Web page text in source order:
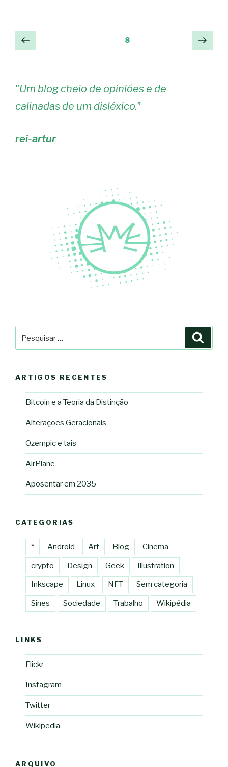
Navegação
de
Página
anterior
8
"Um blog cheio de opiniões e de
calinadas de um disléxico."
rei-artur
por:
ARTIGOS RECENTES
Bitcoin e a Teoria da Distinção
Alterações Geracionais
Ozempic e tais
AirPlane
Aposentar em 2035
CATEGORIAS
* Android Art Blog Cinema
crypto Design Geek Illustration
Inkscape Linux NFT Sem categoria
Sines Sociedade Trabalho Wikipédia
LINKS
Flickr
Instagram
Twitter
Wikipedia
ARQUIVO